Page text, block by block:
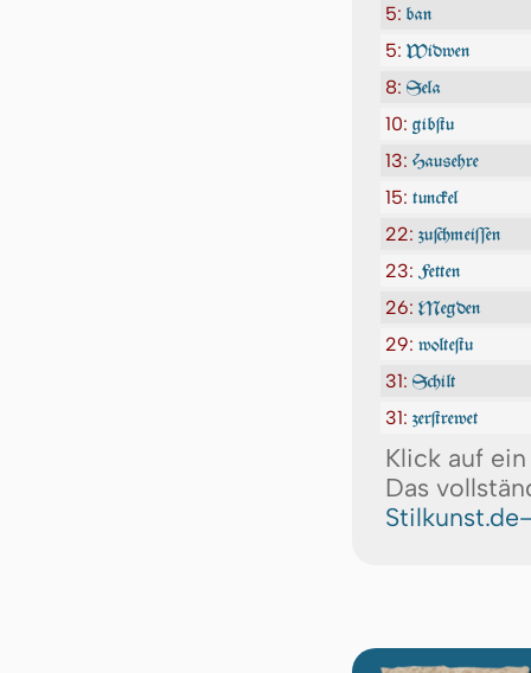
5: ban
5: Widwen
8: Sela
10: gibſtu
13: Hausehre
15: tunckel
22: zuſchmeiſſen
23: Fetten
26: Megden
29: wolteſtu
31: Schilt
31: zerſtrewet
Klick auf
Das